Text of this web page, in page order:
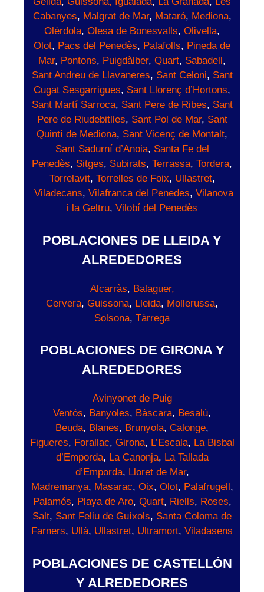
Cabanyes, Malgrat de Mar, Mataró, Mediona,
Olèrdola, Olesa de Bonesvalls, Olivella,
Olot, Pacs del Penedès, Palafolls, Pineda de
Mar, Pontons, Puigdàlber, Quart, Sabadell,
Sant Andreu de Llavaneres, Sant Celoni, Sant
Cugat Sesgarrigues, Sant Llorenç d’Hortons,
Sant Martí Sarroca, Sant Pere de Ribes, Sant
Pere de Riudebitlles, Sant Pol de Mar, Sant
Quintí de Mediona, Sant Vicenç de Montalt,
Sant Sadurní d’Anoia, Santa Fe del
Penedès, Sitges, Subirats, Terrassa, Tordera,
Torrelavit, Torrelles de Foix, Ullastret,
Viladecans, Vilafranca del Penedes, Vilanova
i la Geltru, Vilobí del Penedès
POBLACIONES DE LLEIDA Y
ALREDEDORES
Alcarràs, Balaguer,
Cervera, Guissona, Lleida, Mollerussa,
Solsona, Tàrrega
POBLACIONES DE GIRONA Y
ALREDEDORES
Avinyonet de Puig
Ventós, Banyoles, Bàscara, Besalú,
Beuda, Blanes, Brunyola, Calonge,
Figueres, Forallac, Girona, L’Escala, La Bisbal
d’Emporda, La Canonja, La Tallada
d’Emporda, Lloret de Mar,
Madremanya, Masarac, Oix, Olot, Palafrugell,
Palamós, Playa de Aro, Quart, Riells, Roses,
Salt, Sant Feliu de Guíxols, Santa Coloma de
Farners, Ullà, Ullastret, Ultramort, Viladasens
POBLACIONES DE CASTELLÓN
Y ALREDEDORES